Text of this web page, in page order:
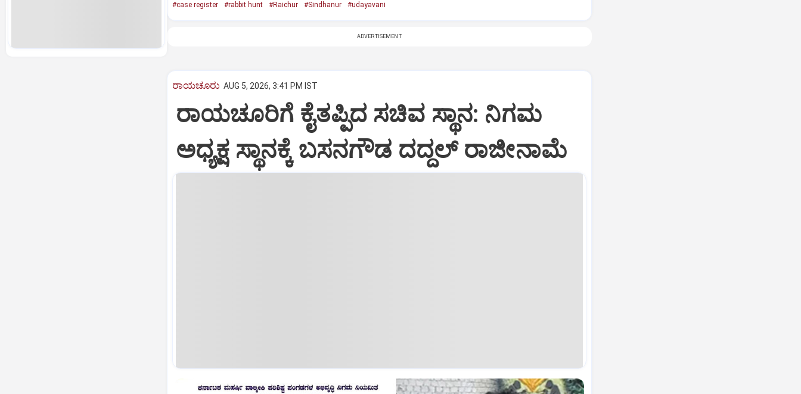
#case register #rabbit hunt #Raichur #Sindhanur #udayavani
ADVERTISEMENT
ರಾಯಚೂರು AUG 5, 2026, 3:41 PM IST
ರಾಯಚೂರಿಗೆ ಕೈತಪ್ಪಿದ ಸಚಿವ ಸ್ಥಾನ: ನಿಗಮ
ಅಧ್ಯಕ್ಷ ಸ್ಥಾನಕ್ಕೆ ಬಸನಗೌಡ ದದ್ದಲ್ ರಾಜೀನಾಮೆ